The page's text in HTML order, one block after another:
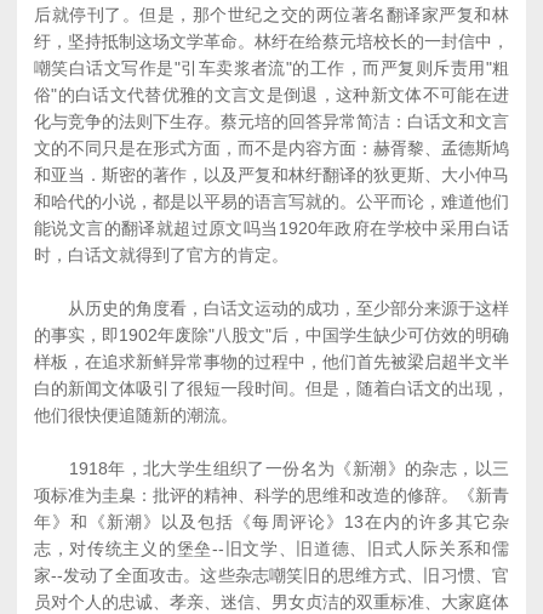
后就停刊了。但是，那个世纪之交的两位著名翻译家严复和林
纡，坚持抵制这场文学革命。林纡在给蔡元培校长的一封信中，
嘲笑白话文写作是"引车卖浆者流"的工作，而严复则斥责用"粗
俗"的白话文代替优雅的文言文是倒退，这种新文体不可能在进
化与竞争的法则下生存。蔡元培的回答异常简洁：白话文和文言
文的不同只是在形式方面，而不是内容方面：赫胥黎、孟德斯鸠
和亚当．斯密的著作，以及严复和林纡翻译的狄更斯、大小仲马
和哈代的小说，都是以平易的语言写就的。公平而论，难道他们
能说文言的翻译就超过原文吗当1920年政府在学校中采用白话
时，白话文就得到了官方的肯定。
从历史的角度看，白话文运动的成功，至少部分来源于这样
的事实，即1902年废除"八股文"后，中国学生缺少可仿效的明确
样板，在追求新鲜异常事物的过程中，他们首先被梁启超半文半
白的新闻文体吸引了很短一段时间。但是，随着白话文的出现，
他们很快便追随新的潮流。
1918年，北大学生组织了一份名为《新潮》的杂志，以三
项标准为圭臬：批评的精神、科学的思维和改造的修辞。《新青
年》和《新潮》以及包括《每周评论》13在内的许多其它杂
志，对传统主义的堡垒--旧文学、旧道德、旧式人际关系和儒
家--发动了全面攻击。这些杂志嘲笑旧的思维方式、旧习惯、官
员对个人的忠诚、孝亲、迷信、男女贞洁的双重标准、大家庭体